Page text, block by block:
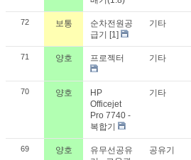
72 보통
순차전원공
급기
[1]
기타
71 양호 프로젝터 기타
70 양호
HP
Officejet
Pro 7740 -
복합기
기타
69 양호
유무선공유
공유기